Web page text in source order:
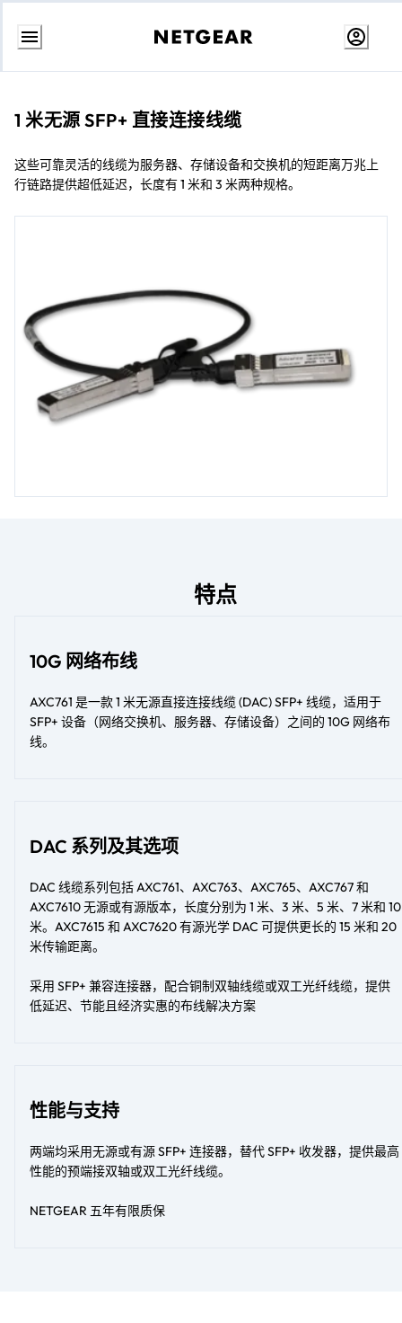
跳
1 米无源 SFP+ 直接连接线缆
这些可靠灵活的线缆为服务器、存储设备和交换机的短距离万兆上
行链路提供超低延迟，长度有 1 米和 3 米两种规格。
特点
10G 网络布线
AXC761 是一款 1 米无源直接连接线缆 (DAC) SFP+ 线缆，适用于
SFP+ 设备（网络交换机、服务器、存储设备）之间的 10G 网络布
线。
DAC 系列及其选项
DAC 线缆系列包括 AXC761、AXC763、AXC765、AXC767 和
AXC7610 无源或有源版本，长度分别为 1 米、3 米、5 米、7 米和 10
米。AXC7615 和 AXC7620 有源光学 DAC 可提供更长的 15 米和 20
米传输距离。
采用 SFP+ 兼容连接器，配合铜制双轴线缆或双工光纤线缆，提供
低延迟、节能且经济实惠的布线解决方案
性能与支持
两端均采用无源或有源 SFP+ 连接器，替代 SFP+ 收发器，提供最高
性能的预端接双轴或双工光纤线缆。
NETGEAR 五年有限质保